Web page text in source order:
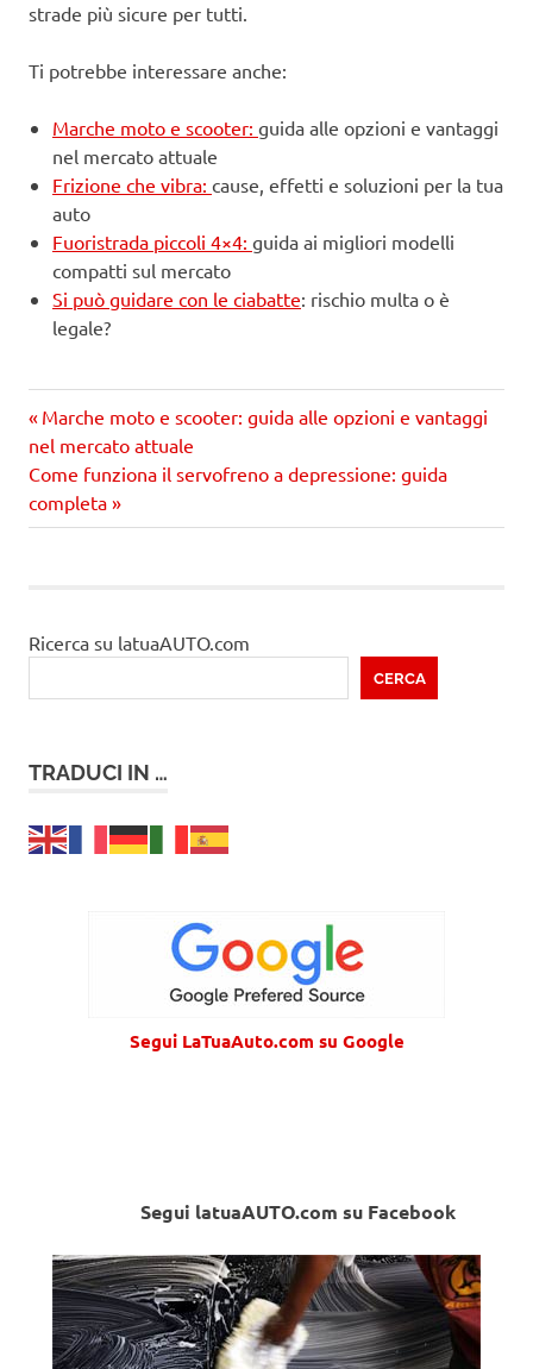
strade più sicure per tutti.
Ti potrebbe interessare anche:
Marche moto e scooter: guida alle opzioni e vantaggi
nel mercato attuale
Frizione che vibra: cause, effetti e soluzioni per la tua
auto
Fuoristrada piccoli 4×4: guida ai migliori modelli
compatti sul mercato
Si può guidare con le ciabatte: rischio multa o è
legale?
Navigazione
articoli
Precedente
articolo:
Marche moto e scooter: guida alle opzioni e vantaggi
nel mercato attuale
Prossimo
articolo
Come funziona il servofreno a depressione: guida
completa
Ricerca su latuaAUTO.com
CERCA
TRADUCI IN …
Segui LaTuaAuto.com su Google
Segui latuaAUTO.com su Facebook